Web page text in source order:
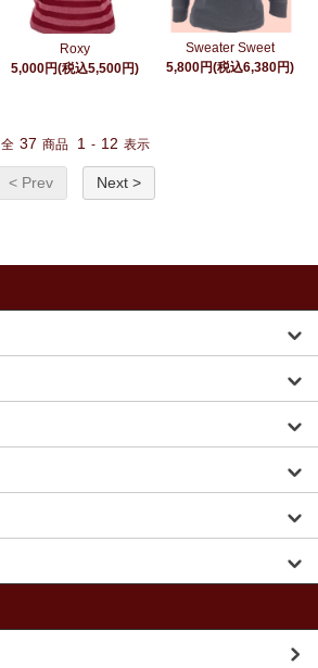
Roxy
5,000円(税込5,500円)
Sweater Sweet
5,800円(税込6,380円)
全 37 商品 1 - 12 表示
< Prev Next >